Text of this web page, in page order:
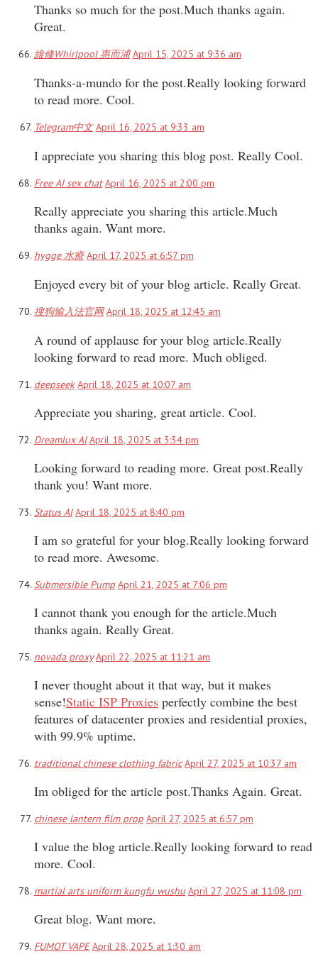
Thanks so much for the post.Much thanks again.
Great.
維修Whirlpool 惠而浦 April 15, 2025 at 9:36 am
Thanks-a-mundo for the post.Really looking forward
to read more. Cool.
Telegram中文 April 16, 2025 at 9:33 am
I appreciate you sharing this blog post. Really Cool.
Free AI sex chat April 16, 2025 at 2:00 pm
Really appreciate you sharing this article.Much
thanks again. Want more.
hygge 水療 April 17, 2025 at 6:57 pm
Enjoyed every bit of your blog article. Really Great.
搜狗输入法官网 April 18, 2025 at 12:45 am
A round of applause for your blog article.Really
looking forward to read more. Much obliged.
deepseek April 18, 2025 at 10:07 am
Appreciate you sharing, great article. Cool.
Dreamlux AI April 18, 2025 at 3:34 pm
Looking forward to reading more. Great post.Really
thank you! Want more.
Status AI April 18, 2025 at 8:40 pm
I am so grateful for your blog.Really looking forward
to read more. Awesome.
Submersible Pump April 21, 2025 at 7:06 pm
I cannot thank you enough for the article.Much
thanks again. Really Great.
novada proxy April 22, 2025 at 11:21 am
I never thought about it that way, but it makes
sense!Static ISP Proxies perfectly combine the best
features of datacenter proxies and residential proxies,
with 99.9% uptime.
traditional chinese clothing fabric April 27, 2025 at 10:37 am
Im obliged for the article post.Thanks Again. Great.
chinese lantern film prop April 27, 2025 at 6:57 pm
I value the blog article.Really looking forward to read
more. Cool.
martial arts uniform kungfu wushu April 27, 2025 at 11:08 pm
Great blog. Want more.
FUMOT VAPE April 28, 2025 at 1:30 am